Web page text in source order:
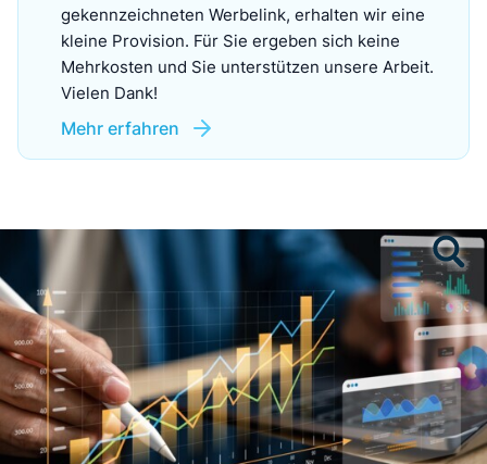
gekennzeichneten Werbelink, erhalten wir eine
kleine Provision. Für Sie ergeben sich keine
Mehrkosten und Sie unterstützen unsere Arbeit.
Vielen Dank!
Mehr erfahren